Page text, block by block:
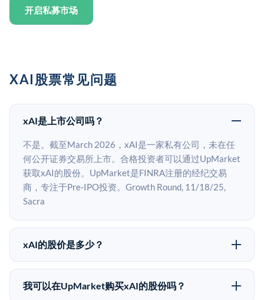
开启私募市场
XAI股票常见问题
xAI是上市公司吗？
不是。截至March 2026，xAI是一家私有公司，未在任
何公开证券交易所上市。合格投资者可以通过UpMarket
获取xAI的股份。UpMarket是FINRA注册的经纪交易
商，专注于Pre-IPO投资。Growth Round, 11/18/25,
Sacra
xAI的股价是多少？
xAI没有公开股价，因为它是一家私有公司。最近的已知
股价来自其最近一轮融资。Growth Round, 11/18/25,
我可以在UpMarket购买xAI的股份吗？